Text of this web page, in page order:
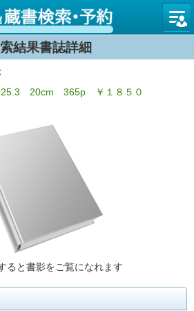
図書館
結果書誌詳細
20cm 365p ￥１８５０
ると書影をご覧になれます